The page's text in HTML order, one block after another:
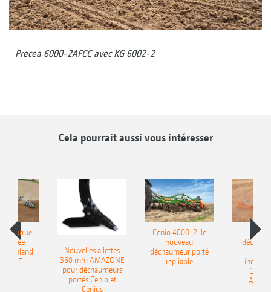
Precea 6000-2AFCC avec KG 6002-2
Cela pourrait aussi vous intéresser
charrue
portée
Onland
Nouvelles ailettes
360 mm AMAZONE
pour déchaumeurs
portés Cenio et
Cenius
Cenio 4000-2, le
nouveau
déchaumeur porté
repliable